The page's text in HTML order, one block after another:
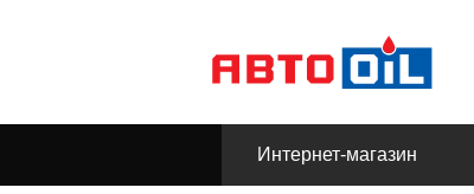
Интернет-магазин